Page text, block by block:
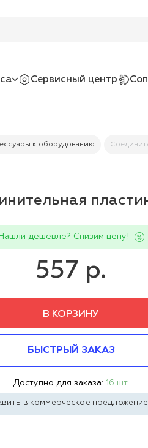
Сервисный центр
к оборудованию
Нашли дешевле? Снизим цену!
557 р.
В КОРЗИНУ
БЫСТРЫЙ ЗАКАЗ
Доступно для заказа: 16 шт.
в коммерческое предложение